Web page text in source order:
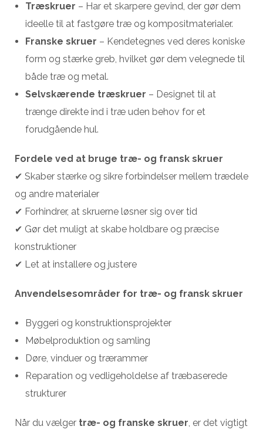
Træskruer – Har et skarpere gevind, der gør dem
ideelle til at fastgøre træ og kompositmaterialer.
Franske skruer – Kendetegnes ved deres koniske
form og stærke greb, hvilket gør dem velegnede til
både træ og metal.
Selvskærende træskruer – Designet til at
trænge direkte ind i træ uden behov for et
forudgående hul.
Fordele ved at bruge træ- og fransk skruer
✔ Skaber stærke og sikre forbindelser mellem trædele
og andre materialer
✔ Forhindrer, at skruerne løsner sig over tid
✔ Gør det muligt at skabe holdbare og præcise
konstruktioner
✔ Let at installere og justere
Anvendelsesområder for træ- og fransk skruer
Byggeri og konstruktionsprojekter
Møbelproduktion og samling
Døre, vinduer og trærammer
Reparation og vedligeholdelse af træbaserede
strukturer
Når du vælger træ- og franske skruer, er det vigtigt